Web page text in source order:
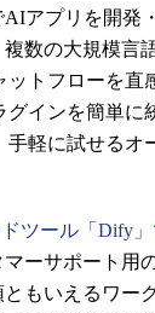
アプリを開発
数の大規模言
トフローを直
インを簡単
軽に試せるオ
ツール「Dify
ーサポート用
もいえるワー